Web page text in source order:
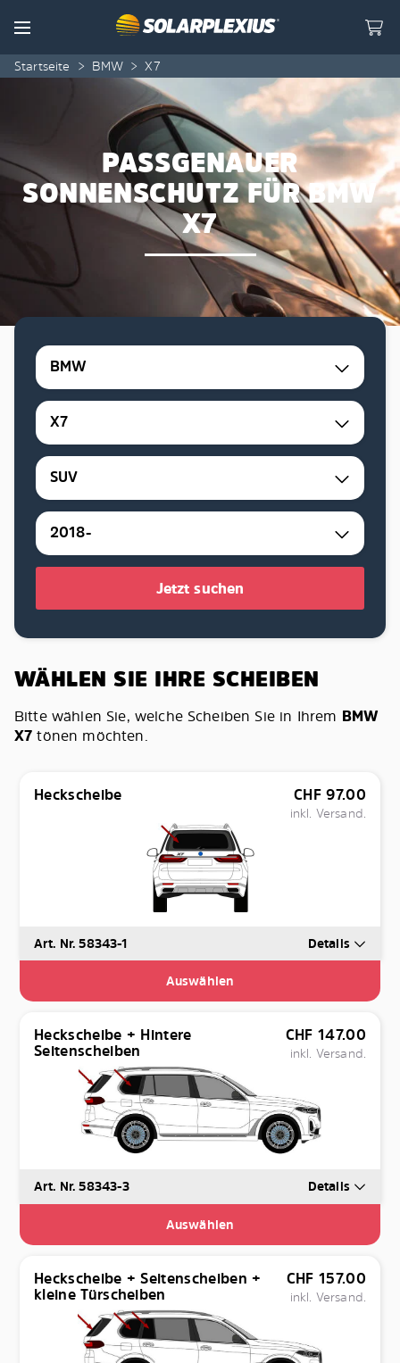
Menu
Startseite > BMW > X7
PASSGENAUER
SONNENSCHUTZ FÜR BMW
X7
BMW
X7
SUV
2018-
Jetzt suchen
WÄHLEN SIE IHRE SCHEIBEN
Bitte wählen Sie, welche Scheiben Sie in Ihrem BMW
X7 tönen möchten.
Heckscheibe CHF 97.00
inkl. Versand.
Art. Nr. 58343-1 Details
Auswählen
Heckscheibe + Hintere
Seitenscheiben
CHF 147.00
inkl. Versand.
Art. Nr. 58343-3 Details
Auswählen
Heckscheibe + Seitenscheiben +
kleine Türscheiben
CHF 157.00
inkl. Versand.